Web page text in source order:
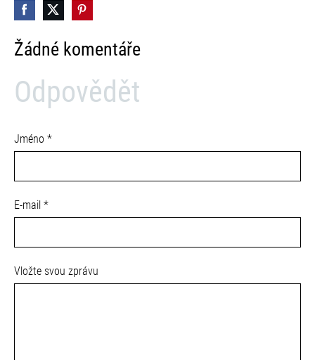
Žádné komentáře
Odpovědět
Jméno *
E-mail *
Vložte svou zprávu